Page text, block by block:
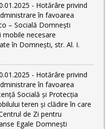
- Hotărâre privind
în favoarea
– Socială Domnești
mobile necesare
în Domnești, str. Al. I.
- Hotărâre privind
în favoarea
Socială și Protecția
teren și clădire în care
de Zi pentru
Egale Domnești